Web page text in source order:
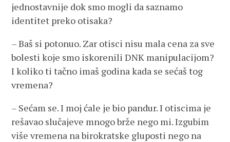
jednostavnije dok smo mogli da saznamo
identitet preko otisaka?
– Baš si potonuo. Zar otisci nisu mala cena za sve
bolesti koje smo iskorenili DNK manipulacijom?
I koliko ti tačno imaš godina kada se sećaš tog
vremena?
– Sećam se. I moj ćale je bio pandur. I otiscima je
rešavao slučajeve mnogo brže nego mi. Izgubim
više vremena na birokratske gluposti nego na